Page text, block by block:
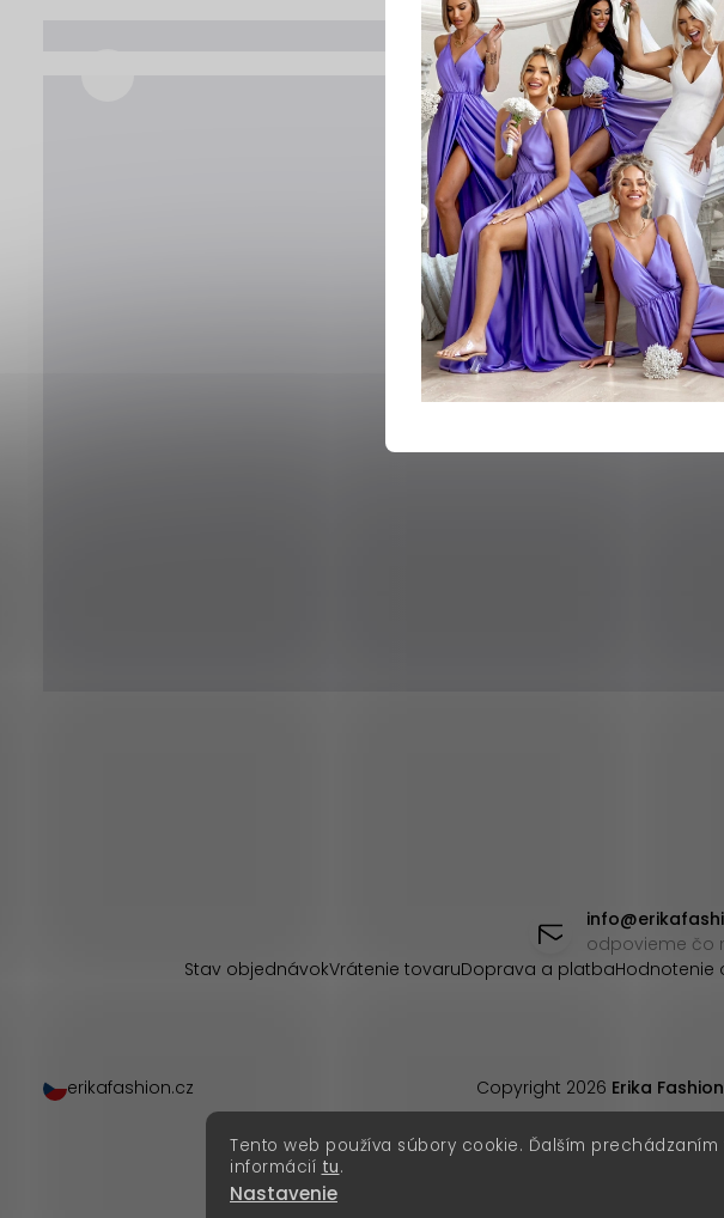
Tento web používa súbory cookie. Ďalším
informácií tu.
Nastavenie
info@
odpovieme čo
Stav objednávokVrátenie tovaruDoprava a platbaHodnotenie
Copyright 2026 Erika Fashion
erikafashion.cz